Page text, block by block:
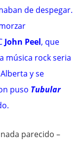
de despegar.
John Peel, que
música rock seria
y se
puso Tubular
parecido –